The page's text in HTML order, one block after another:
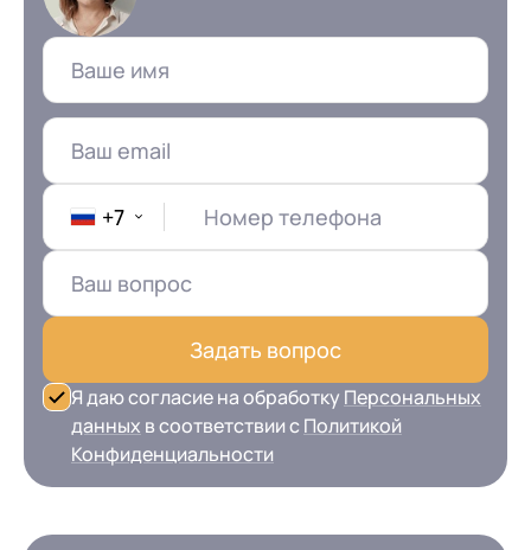
+7 Номер телефона
Задать вопрос
Я даю согласие на обработку Персональных
данных в соответствии сПолитикой
Конфиденциальности